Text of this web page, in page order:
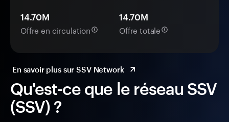
Qu'est-ce que le réseau SSV
(SSV) ?
14.70M
Offre en circulation
14.70M
Offre totale
En savoir plus sur SSV Network